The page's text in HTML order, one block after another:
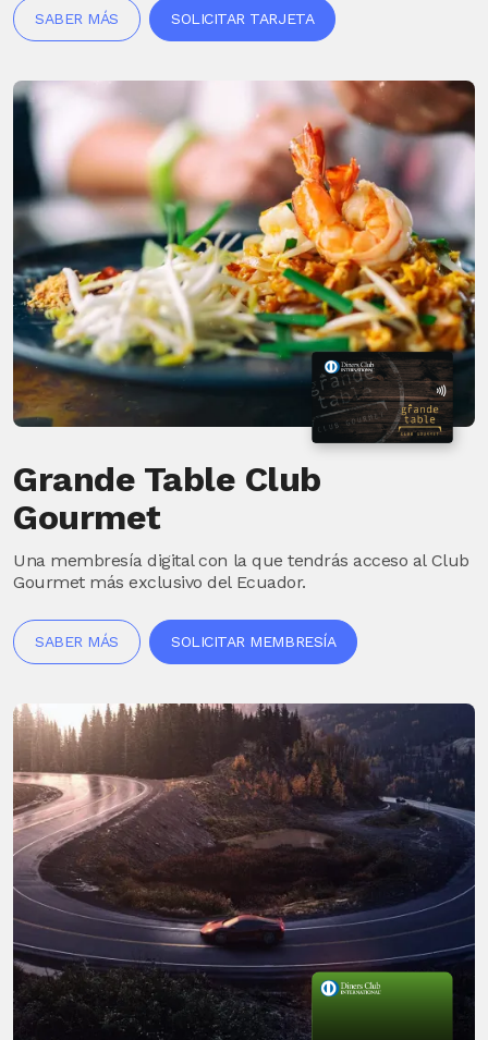
SABER MÁS SOLICITAR TARJETA
Grande Table Club
Gourmet
Una membresía digital con la que tendrás acceso al Club
Gourmet más exclusivo del Ecuador.
SABER MÁS SOLICITAR MEMBRESÍA